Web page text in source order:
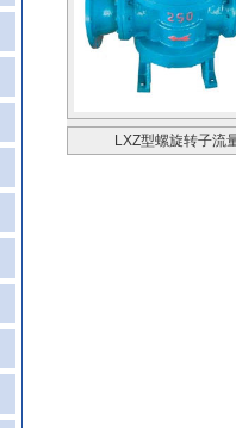
LXZ型螺旋转子流